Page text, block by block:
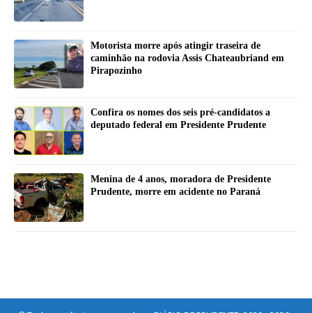
Motorista morre após atingir traseira de
caminhão na rodovia Assis Chateaubriand em
Pirapozinho
Confira os nomes dos seis pré-candidatos a
deputado federal em Presidente Prudente
Menina de 4 anos, moradora de Presidente
Prudente, morre em acidente no Paraná